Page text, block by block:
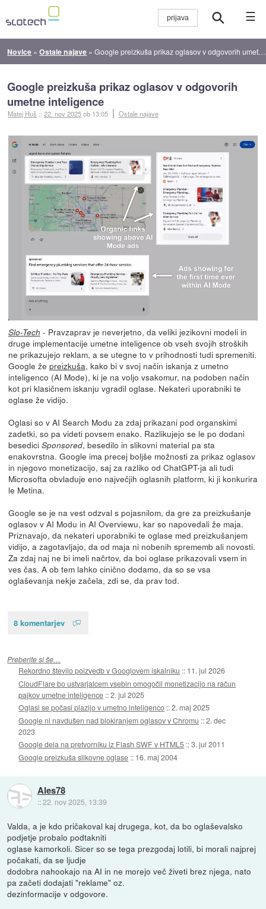
☰
Novice »Ostale najave »Google preizkuša prikaz oglasov v odgovorih umetne inteligence
Google preizkuša prikaz oglasov v odgovorih
umetne inteligence
Matej Huš ::22. nov 2025ob 13:05 Ostale najave
Slo-Tech - Pravzaprav je neverjetno, da veliki jezikovni modeli in
druge implementacije umetne inteligence ob vseh svojih stroških
ne prikazujejo reklam, a se utegne to v prihodnosti tudi spremeniti.
Google že preizkuša, kako bi v svoj način iskanja z umetno
inteligenco (AI Mode), ki je na voljo vsakomur, na podoben način
kot pri klasičnem iskanju vgradil oglase. Nekateri uporabniki te
oglase že vidijo.
Oglasi so v AI Search Modu za zdaj prikazani pod organskimi
zadetki, so pa videti povsem enako. Razlikujejo se le po dodani
besedici Sponsored, besedilo in slikovni material pa sta
enakovrstna. Google ima precej boljše možnosti za prikaz oglasov
in njegovo monetizacijo, saj za razliko od ChatGPT-ja ali tudi
Microsofta obvladuje eno največjih oglasnih platform, ki ji konkurira
le Metina.
Google se je na vest odzval s pojasnilom, da gre za preizkušanje
oglasov v AI Modu in AI Overviewu, kar so napovedali že maja.
Priznavajo, da nekateri uporabniki te oglase med preizkušanjem
vidijo, a zagotavljajo, da od maja ni nobenih sprememb ali novosti.
Za zdaj naj ne bi imeli načrtov, da boi oglase prikazovali vsem in
ves čas. A ob tem lahko cinično dodamo, da so se vsa
oglaševanja nekje začela, zdi se, da prav tod.
8 komentarjev
Preberite si še…
Rekordno število poizvedb v Googlovem iskalniku :: 11. jul 2026
CloudFlare bo ustvarjalcem vsebin omogočil monetizacijo na račun
pajkov umetne inteligence ::2. jul 2025
Oglasi se počasi plazijo v umetno inteligenco ::2. maj 2025
Google ni navdušen nad blokiranjem oglasov v Chromu ::2. dec
2023
Google dela na pretvorniku iz Flash SWF v HTML5 ::3. jul 2011
Google preizkuša slikovne oglase :: 16. maj 2004
Ales78
::22. nov 2025, 13:39
Valda, a je kdo pričakoval kaj drugega, kot, da bo oglaševalsko
podjetje probalo podtakniti
oglase kamorkoli. Sicer so se tega prezgodaj lotili, bi morali najprej
počakati, da se ljudje
dodobra nahookajo na AI in ne morejo več živeti brez njega, nato
pa začeti dodajati "reklame" oz.
dezinformacije v odgovore.